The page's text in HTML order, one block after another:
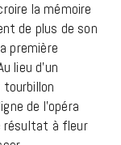
la mémoire
de plus de son
première
lieu d’un
de l’opéra
résultat à fleur